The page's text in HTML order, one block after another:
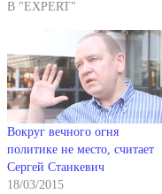
В "EXPERT"
Вокруг вечного огня
политике не место, считает
Сергей Станкевич
18/03/2015